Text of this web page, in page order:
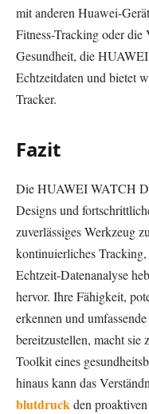
mit anderen Huawei-
Fitness-Tracking oder
Gesundheit, die
Echtzeitdaten und bietet
Tracker.
Fazit
Die HUAWEI WATCH
Designs und
zuverlässiges Werkzeug
kontinuierliches
Echtzeit-Datenanalyse
hervor. Ihre Fähigkeit,
erkennen und
bereitzustellen, macht sie
Toolkit eines
hinaus kann das
blutdruckden